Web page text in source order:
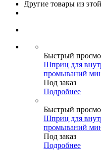
Другие товары из
Быстрый
Шприц для
промываний
Под заказ
Подробнее
Быстрый
Шприц для
промываний
Под заказ
Подробнее